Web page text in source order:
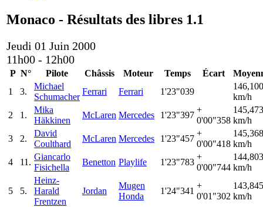
Monaco - Résultats des libres 1.1
Jeudi 01 Juin 2000
11h00 - 12h00
P N° Pilote Châssis Moteur Temps Écart
1
3.
Michael
Schumacher
Ferrari Ferrari 1'23"039
146,100
km/h
2
1.
Mika
Häkkinen
McLaren Mercedes 1'23"397
+
0'00"358
145,473
km/h
3
2.
David
Coulthard
McLaren Mercedes 1'23"457
+
0'00"418
145,368
km/h
4
11.
Giancarlo
Fisichella
Benetton Playlife 1'23"783
+
0'00"744
144,803
km/h
5 5.
Heinz-
Harald
Frentzen
Jordan
Mugen
Honda
1'24"341
+
0'01"302
143,845
km/h